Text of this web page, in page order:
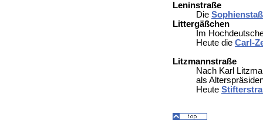
Leninstraße
Die
Littergäßchen
Im
Heute die Carl-
Litzmannstraße
Nach Karl
als
Heute